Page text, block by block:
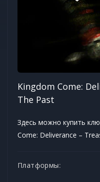
Kingdom Come:
The Past
Здесь можно купить
Come: Deliverance –
Платформы: